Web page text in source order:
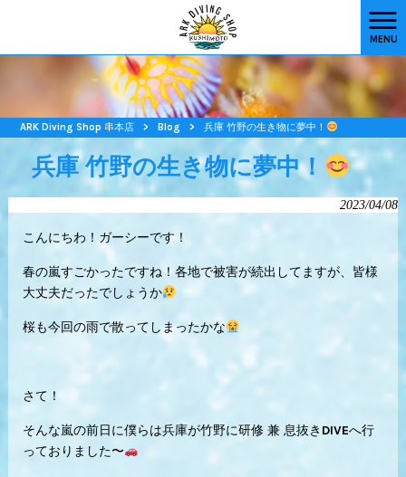
MENU
ARK Diving Shop 串本店 > Blog > 兵庫 竹野の生き物に夢中！
兵庫 竹野の生き物に夢中！
2023/04/08
こんにちわ！ガーシーです！
春の嵐すごかったですね！各地で被害が続出してますが、皆様
大丈夫だったでしょうか
桜も今回の雨で散ってしまったかな
さて！
そんな嵐の前日に僕らは兵庫が竹野に研修 兼 息抜きDIVEへ行
っておりました〜